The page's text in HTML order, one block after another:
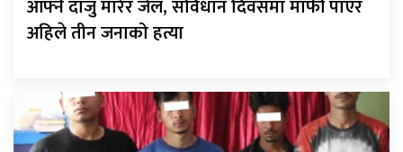
आफ्नै दाजु मारेर जेल, संविधान दिवसमा माफी पाएर
अहिले तीन जनाको हत्या